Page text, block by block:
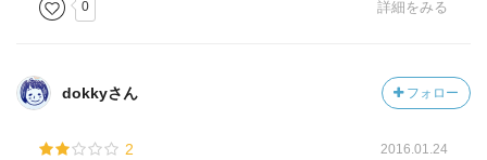
0 詳細をみる
dokkyさん フォロー
2 2016.01.24